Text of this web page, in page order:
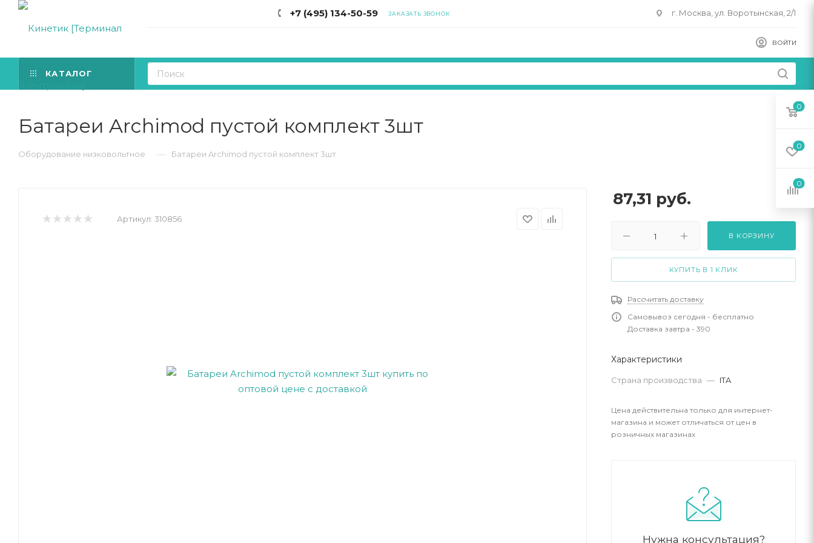
+7 (495) 134-50-59 ЗАКАЗАТЬ ЗВОНОК г. Москва, ул. Воротынская, 2/1
ВОЙТИ
КАТАЛОГ
Батареи Archimod пустой комплект 3шт
Оборудование низковольтное — Батареи Archimod пустой комплект 3шт
Артикул: 310856
87,31 руб.
В КОРЗИНУ
КУПИТЬ В 1 КЛИК
Рассчитать доставку
Самовывоз сегодня - бесплатно
Доставка завтра - 390
Характеристики
Страна производства — ITA
Цена действительна только для интернет-
магазина и может отличаться от цен в
розничных магазинах
Нужна консультация?
0
0
0